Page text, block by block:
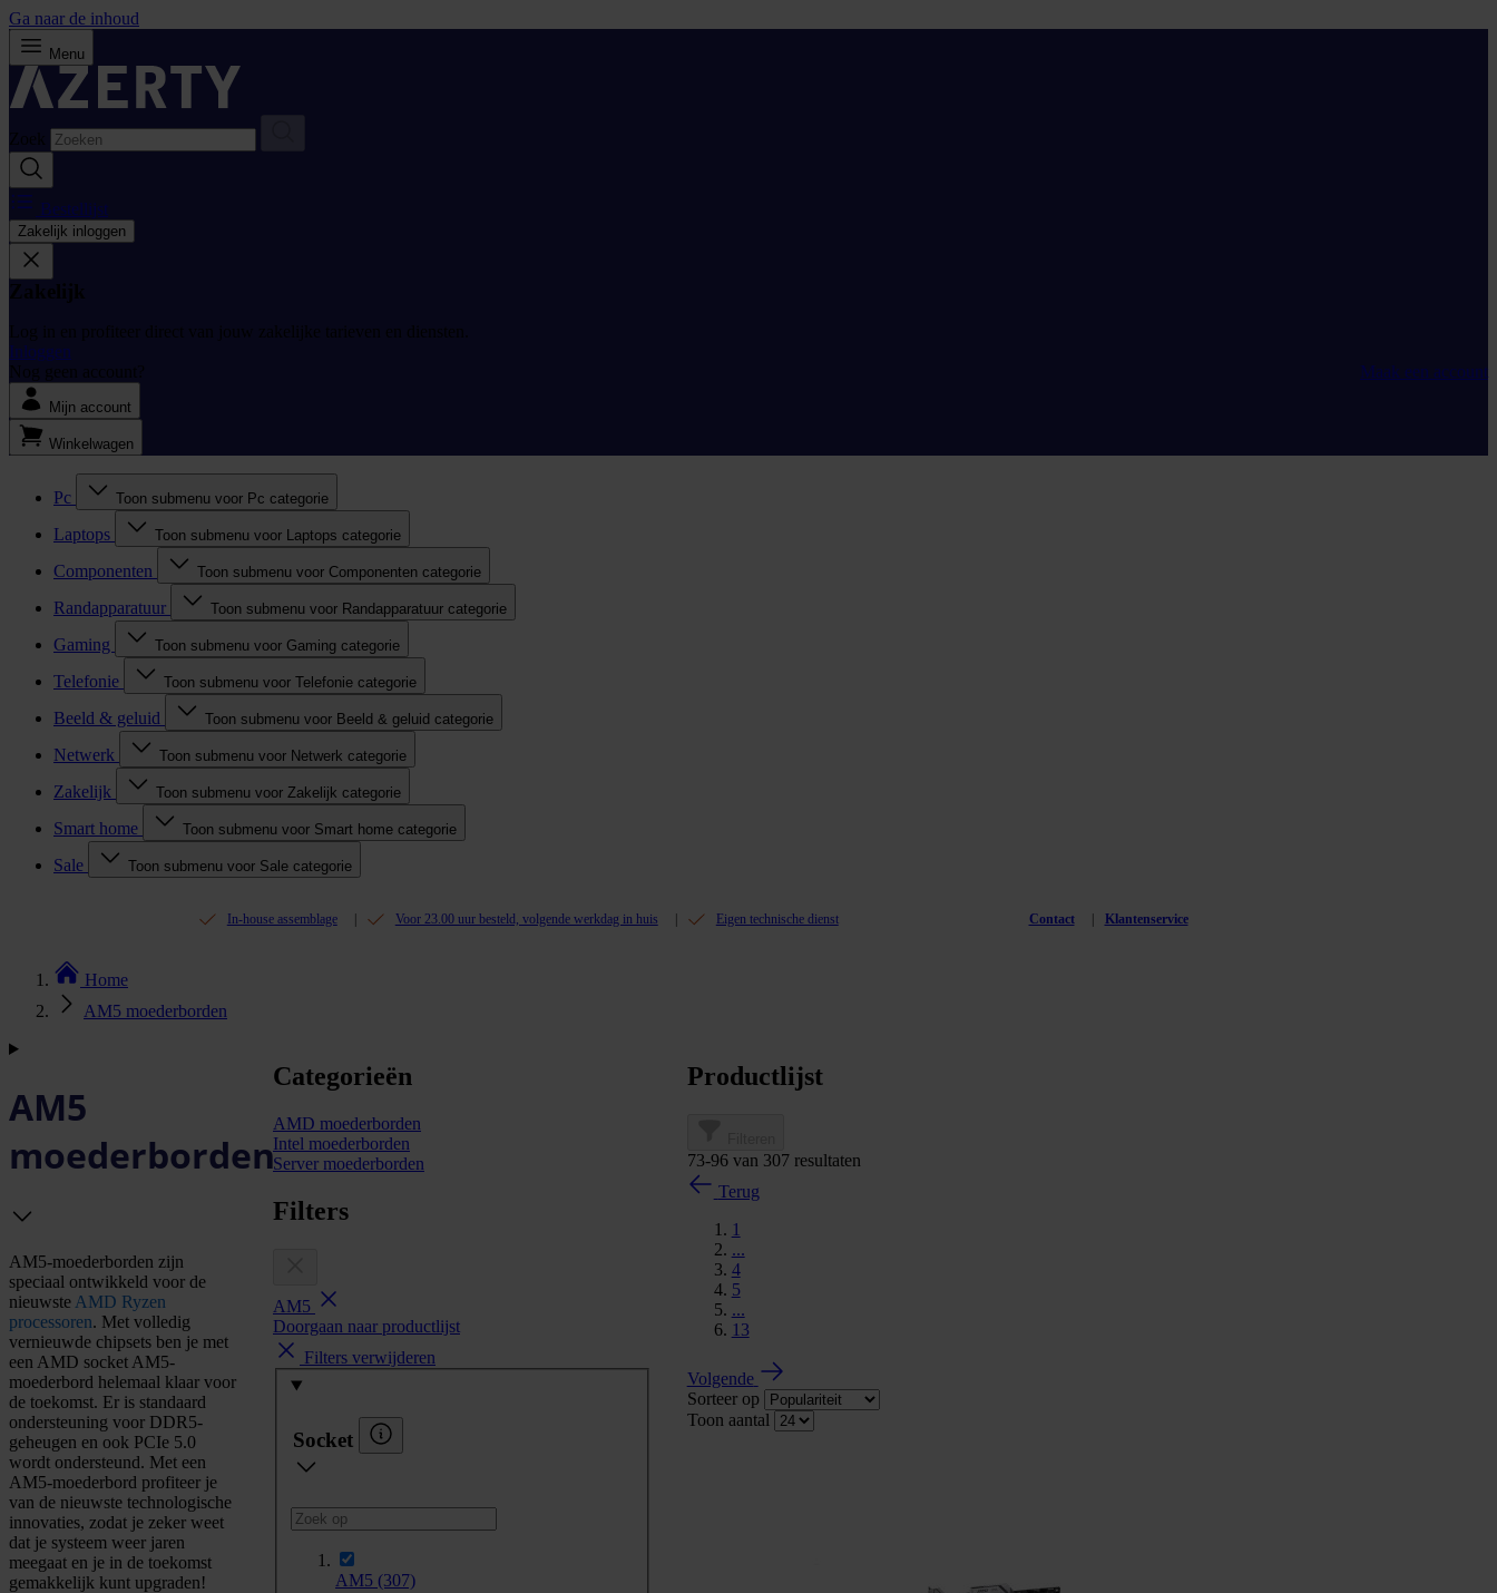
Ga naar de inhoud
Menu
Zoek
Bestellijst
Zakelijk inloggen
Zakelijk
Log in en profiteer direct van jouw zakelijke tarieven en diensten.
Inloggen
Nog geen account?
Maak een account
Mijn account
Winkelwagen
Pc Toon submenu voor Pc categorie
Laptops Toon submenu voor Laptops categorie
Componenten Toon submenu voor Componenten categorie
Randapparatuur Toon submenu voor Randapparatuur categorie
Gaming Toon submenu voor Gaming categorie
Telefonie Toon submenu voor Telefonie categorie
Beeld & geluid Toon submenu voor Beeld & geluid categorie
Netwerk Toon submenu voor Netwerk categorie
Zakelijk Toon submenu voor Zakelijk categorie
Smart home Toon submenu voor Smart home categorie
Sale Toon submenu voor Sale categorie
In-house assemblage Voor 23.00 uur besteld, volgende werkdag in huis Eigen technische dienst Contact Klantenservice
Home
AM5 moederborden
AM5
moederborden
AM5-moederborden zijn
speciaal ontwikkeld voor de
nieuwste AMD Ryzen
processoren. Met volledig
vernieuwde chipsets ben je met
een AMD socket AM5-
moederbord helemaal klaar voor
de toekomst. Er is standaard
ondersteuning voor DDR5-
geheugen en ook PCIe 5.0
wordt ondersteund. Met een
AM5-moederbord profiteer je
van de nieuwste technologische
innovaties, zodat je zeker weet
dat je systeem weer jaren
meegaat en je in de toekomst
gemakkelijk kunt upgraden!
Categorieën
AMD moederborden
Intel moederborden
Server moederborden
Filters
AM5
Doorgaan naar productlijst
Filters verwijderen
Socket
AM5 (307)
Productlijst
73-96van 307resultaten
Terug
1
...
4
5
...
13
Volgende
Sorteer op
Toon aantal